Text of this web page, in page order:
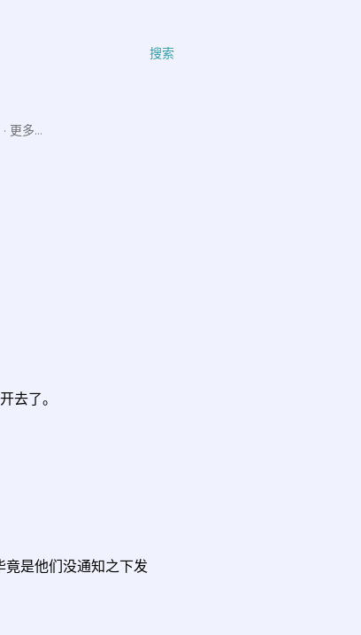
搜索
更多…
去了。
是他们没通知之下发